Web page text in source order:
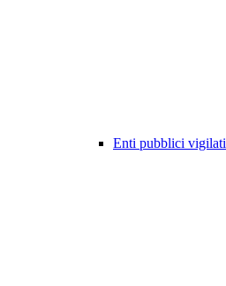
Enti pubblici vigilati